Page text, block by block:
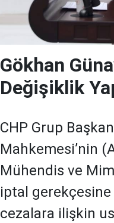
Gökhan
Değişiklik
CHP Grup
Mahkemesi’nin
Mühendis ve
iptal
cezalara ilişkin